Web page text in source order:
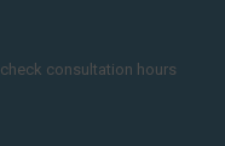
check consultation hours